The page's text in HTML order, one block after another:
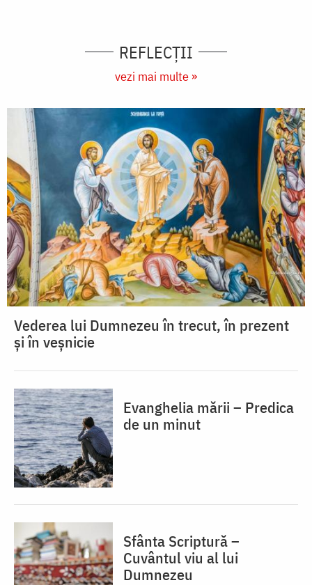
REFLECȚII
vezi mai multe »
Vederea lui Dumnezeu în trecut, în prezent
și în veșnicie
Evanghelia mării – Predica
de un minut
Sfânta Scriptură –
Cuvântul viu al lui
Dumnezeu